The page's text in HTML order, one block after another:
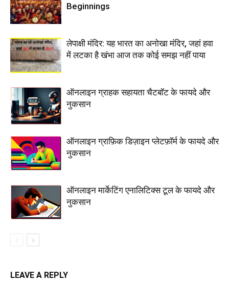
Beginnings
लेपाक्षी मंदिर: यह भारत का अनोखा मंदिर, जहां हवा
में लटका है खंभा आज तक कोई समझ नहीं पाया
ऑनलाइन ग्राहक सहायता चैटबॉट के फायदे और
नुकसान
ऑनलाइन ग्राफ़िक डिज़ाइन प्लेटफ़ॉर्म के फायदे और
नुकसान
ऑनलाइन मार्केटिंग एनालिटिक्स टूल के फायदे और
नुकसान
LEAVE A REPLY